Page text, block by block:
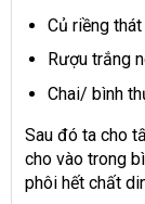
Củ riềng
Rượu trắng
Chai/ bình
Sau đó ta cho
cho vào trong
phôi hết chất